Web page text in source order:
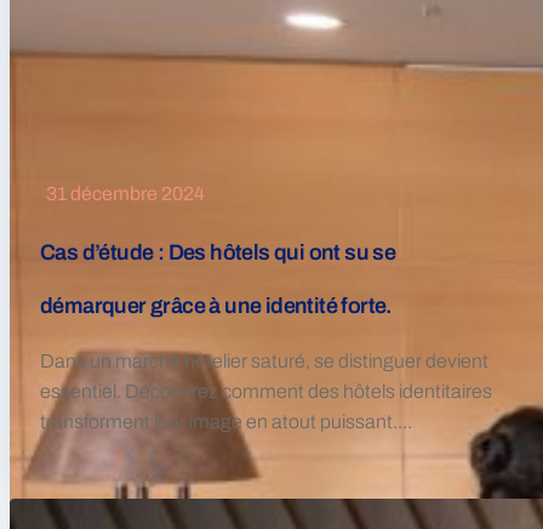
31 décembre 2024
Cas d’étude : Des hôtels qui ont su se
démarquer grâce à une identité forte.
Dans un marché hôtelier saturé, se distinguer devient
essentiel. Découvrez comment des hôtels identitaires
transforment leur image en atout puissant....